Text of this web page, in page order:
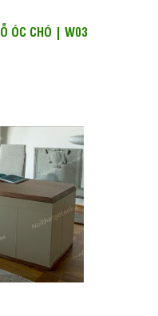
ÓC CHÓ | W03